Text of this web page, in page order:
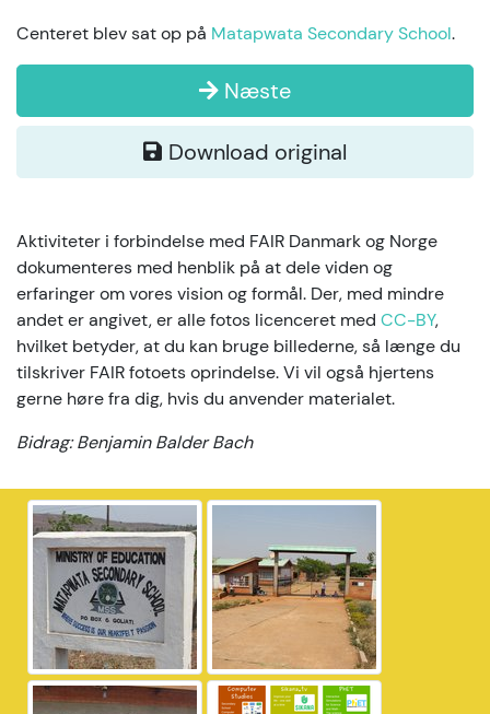
Centeret blev sat op på Matapwata Secondary School.
Næste
Download original
Aktiviteter i forbindelse med FAIR Danmark og Norge
dokumenteres med henblik på at dele viden og
erfaringer om vores vision og formål. Der, med mindre
andet er angivet, er alle fotos licenceret med CC-BY,
hvilket betyder, at du kan bruge billederne, så længe du
tilskriver FAIR fotoets oprindelse. Vi vil også hjertens
gerne høre fra dig, hvis du anvender materialet.
Bidrag: Benjamin Balder Bach